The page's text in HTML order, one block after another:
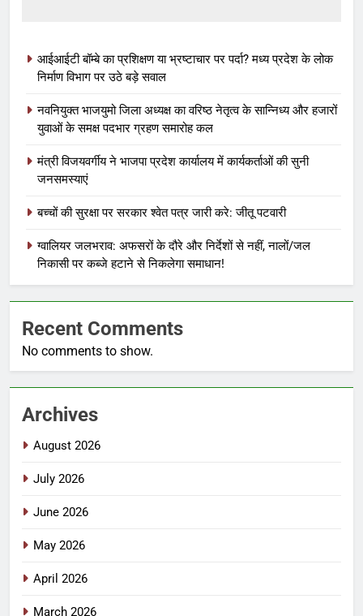
आईआईटी बॉम्बे का प्रशिक्षण या भ्रष्टाचार पर पर्दा? मध्य प्रदेश के लोक
निर्माण विभाग पर उठे बड़े सवाल
नवनियुक्त भाजयुमो जिला अध्यक्ष का वरिष्ठ नेतृत्व के सान्निध्य और हजारों
युवाओं के समक्ष पदभार ग्रहण समारोह कल
मंत्री विजयवर्गीय ने भाजपा प्रदेश कार्यालय में कार्यकर्ताओं की सुनी
जनसमस्याएं
बच्चों की सुरक्षा पर सरकार श्वेत पत्र जारी करे: जीतू पटवारी
ग्वालियर जलभराव: अफसरों के दौरे और निर्देशों से नहीं, नालों/जल
निकासी पर कब्जे हटाने से निकलेगा समाधान!
Recent Comments
No comments to show.
Archives
August 2026
July 2026
June 2026
May 2026
April 2026
March 2026